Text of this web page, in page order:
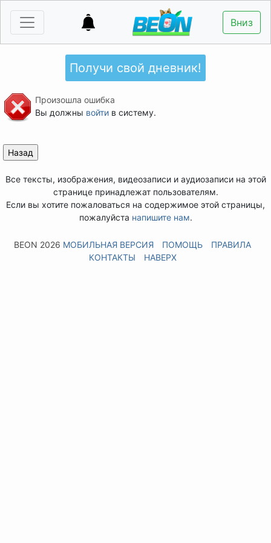
Вниз
Получи свой дневник!
Произошла ошибка
Вы должны войтив систему.
Все тексты, изображения, видеозаписи и аудиозаписи на этой
странице принадлежат пользователям.
Если вы хотите пожаловаться на содержимое этой страницы,
пожалуйста напишите нам.
BEON 2026 МОБИЛЬНАЯ ВЕРСИЯ ПОМОЩЬ
ПРАВИЛА
КОНТАКТЫ
НАВЕРХ